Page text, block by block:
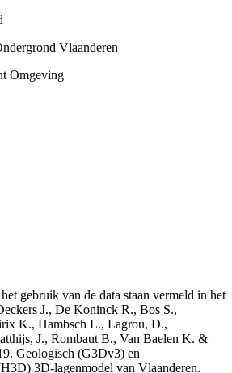
Vlaanderen
Omgeving
gebruik van de data staan vermeld in het
J., De Koninck R., Bos S.,
K., Hambsch L., Lagrou, D.,
J., Rombaut B., Van Baelen K. &
Geologisch (G3Dv3) en
3D-lagenmodel van Vlaanderen.